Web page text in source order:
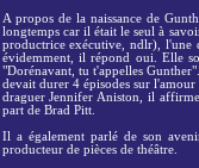
A propos de la naissance de
longtemps car il était le seul à
productrice exécutive, ndlr), l'une
évidemment, il répond oui. Elle
"Dorénavant, tu t'appelles
devait durer 4 épisodes sur
draguer Jennifer Aniston, il
part de Brad Pitt.
Il a également parlé de son
producteur de pièces de théâtre.